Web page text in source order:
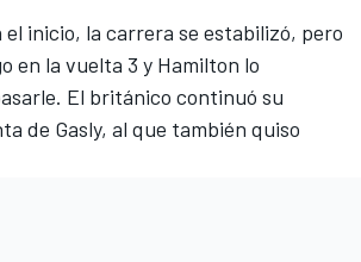
inicio, la carrera se estabilizó, pero
en la vuelta 3 y Hamilton lo
El británico continuó su
de Gasly, al que también quiso